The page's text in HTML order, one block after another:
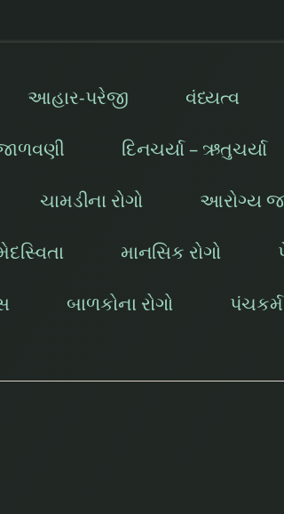
આહાર-પરેજી વંધ્યત્વ
દિનચર્યા – ઋતુચર્યા
ચામડીના રોગો આરોગ્ય
માનસિક રોગો
બાળકોના રોગો